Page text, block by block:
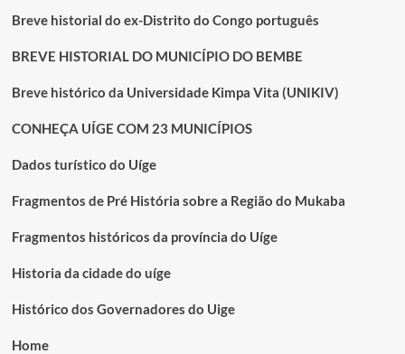
Breve historial do ex-Distrito do Congo português
BREVE HISTORIAL DO MUNICÍPIO DO BEMBE
Breve histórico da Universidade Kimpa Vita (UNIKIV)
CONHEÇA UÍGE COM 23 MUNICÍPIOS
Dados turístico do Uíge
Fragmentos de Pré História sobre a Região do Mukaba
Fragmentos históricos da província do Uíge
Historia da cidade do uíge
Histórico dos Governadores do Uige
Home